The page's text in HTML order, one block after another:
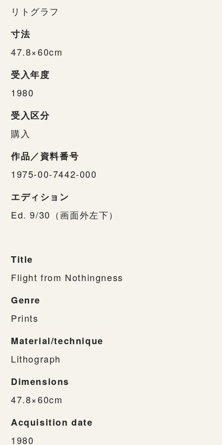
リトグラフ
寸法
47.8×60cm
受入年度
1980
受入区分
購入
作品／資料番号
1975-00-7442-000
エディション
Ed. 9/30（画面外左下）
Title
Flight from Nothingness
Genre
Prints
Material/technique
Lithograph
Dimensions
47.8×60cm
Acquisition date
1980